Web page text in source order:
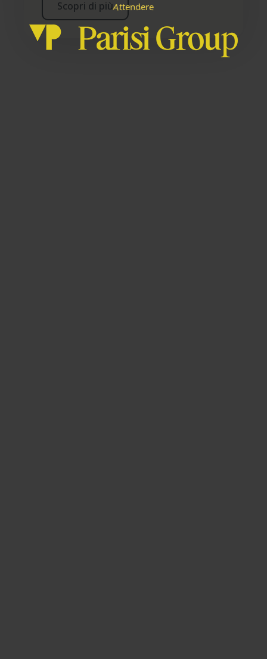
Attendere
Scopri di più